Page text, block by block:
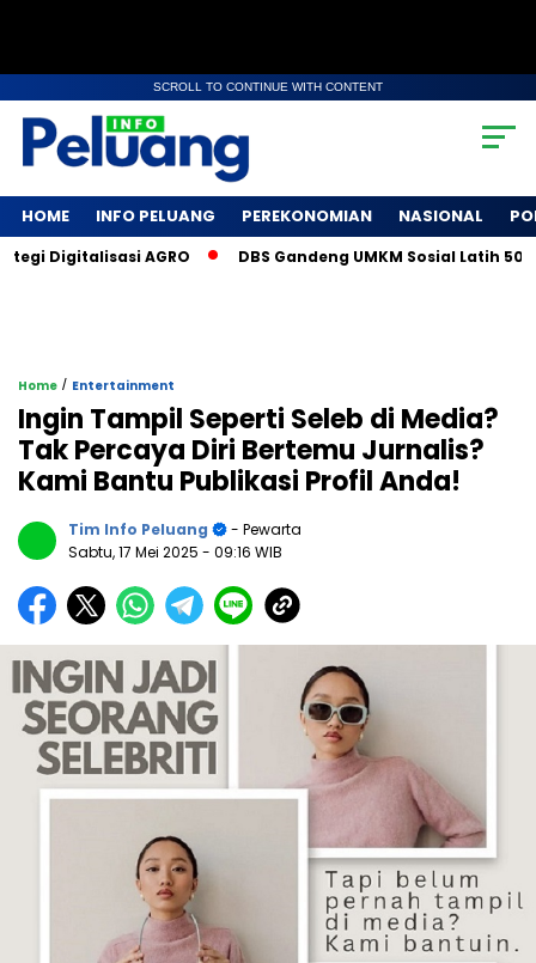
SCROLL TO CONTINUE WITH CONTENT
HOME INFO PELUANG PEREKONOMIAN NASIONAL
Digitalisasi AGRO DBS Gandeng UMKM Sosial Latih 500
Home / Entertainment
Ingin Tampil Seperti Seleb di Media?
Tak Percaya Diri Bertemu Jurnalis?
Kami Bantu Publikasi Profil Anda!
Tim Info Peluang
- Pewarta
Sabtu, 17 Mei 2025 - 09:16 WIB